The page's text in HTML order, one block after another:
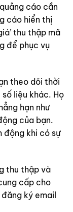
cáo cần
cáo hiển thị
thu thập mã
để phục vụ
theo dõi thời
liệu khác. Họ
hạn như
của bạn.
động khi có sự
thu thập và
cấp cho
ký email